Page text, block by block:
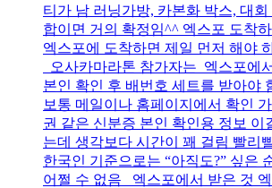
티가 남 러닝가방, 카본화 박스, 대
합이면 거의 확정임^^ 엑스포 도착
엑스포에 도착하면 제일 먼저 해야
오사카마라톤 참가자는 엑스포에
본인 확인 후 배번호 세트를 받아야
보통 메일이나 홈페이지에서 확인
권 같은 신분증 본인 확인용 정보 이
는데 생각보다 시간이 꽤 걸림 빨리
한국인 기준으로는 “아직도?” 싶은
어쩔 수 없음 엑스포에서 받은 것